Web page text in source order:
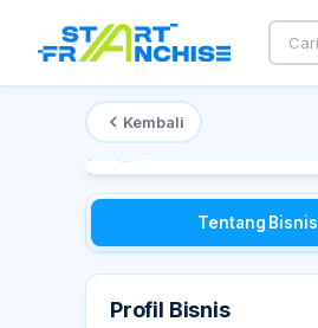
Kembali
Mulai dari
Rp 200 Juta
Tentang Bisnis
Profil Bisnis